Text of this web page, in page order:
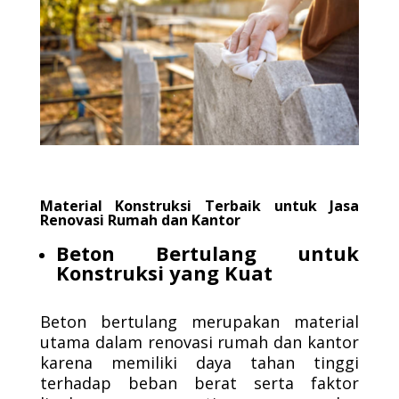
Material Konstruksi Terbaik untuk Jasa
Renovasi Rumah dan Kantor
Beton Bertulang untuk
Konstruksi yang Kuat
Beton bertulang merupakan material
utama dalam renovasi rumah dan kantor
karena memiliki daya tahan tinggi
terhadap beban berat serta faktor